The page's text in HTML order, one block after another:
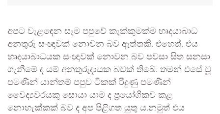
අපට වැළඳෙන සෑම පපුවේ කැක්කුමක්ම හෘදයාබාධ
අනතුරු සංඥාවක් නොවන බව ඇත්තකි. එහෙත්, එය
හෘදයාබාධයක සංඥාවක් නොවන බව පවසා සිත සනසා
ගැනීමේ ද යම් අනතුරුදායක බවක් තිබේ. තමන් එසේ වූ
පමණින් යාන්තම් පපුව ටිකක් රිදුණු පමණින්
වෛද්‍යවරයකු සොයා යාම ද ප්‍රයෝගිකව කළ
නොහැක්කක් බව ද අප පිළිගත යුතු ය.නමුත් එය